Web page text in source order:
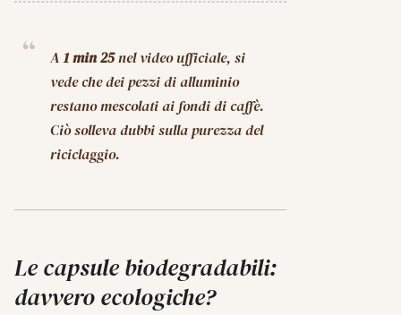
A1 min 25nel video ufficiale, si
vede che dei pezzi di alluminio
restano mescolati ai fondi di caffè.
Ciò solleva dubbi sulla purezza del
riciclaggio.
Le capsule biodegradabili:
davvero ecologiche?